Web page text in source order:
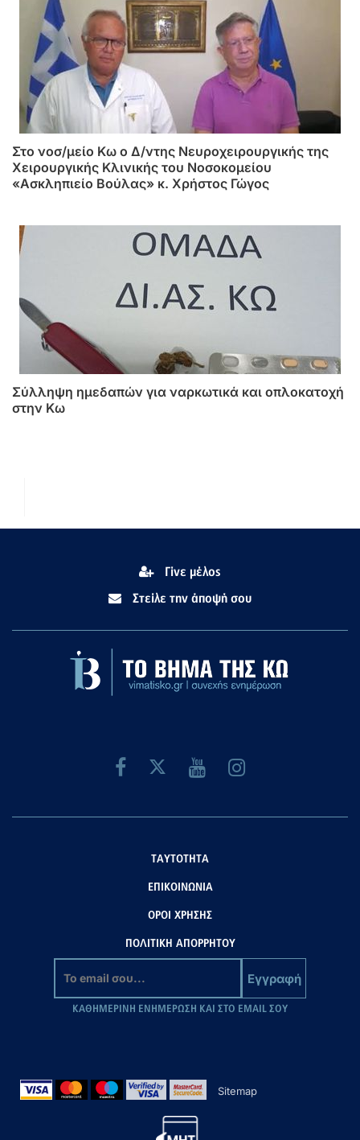
Στο νοσ/μείο Κω ο Δ/ντης Νευροχειρουργικής της
Χειρουργικής Κλινικής του Νοσοκομείου
«Ασκληπιείο Βούλας» κ. Χρήστος Γώγος
Σύλληψη ημεδαπών για ναρκωτικά και οπλοκατοχή
στην Κω
Γίνε μέλος
Στείλε την άποψή σου
ΤΑΥΤΟΤΗΤΑ
ΕΠΙΚΟΙΝΩΝΙΑ
ΟΡΟΙ ΧΡΗΣΗΣ
ΠΟΛΙΤΙΚΗ ΑΠΟΡΡΗΤΟΥ
Εγγραφή
ΚΑΘΗΜΕΡΙΝΗ ΕΝΗΜΕΡΩΣΗ ΚΑΙ ΣΤΟ EMAIL ΣΟΥ
Sitemap